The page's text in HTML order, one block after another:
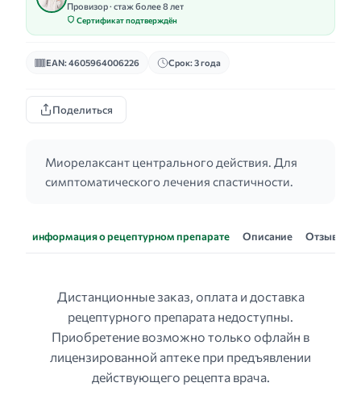
Провизор · стаж более 8 лет
Сертификат подтверждён
EAN: 4605964006226 Срок: 3 года
Поделиться
Миорелаксант центрального действия. Для
симптоматического лечения спастичности.
информация о рецептурном препарате Описание Отзывы
Дистанционные заказ, оплата и доставка
рецептурного препарата недоступны.
Приобретение возможно только офлайн в
лицензированной аптеке при предъявлении
действующего рецепта врача.